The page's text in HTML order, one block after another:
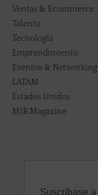
Ventas & Ecommerce
Talento
Tecnología
Emprendimiento
Eventos & Networking
LATAM
Estados Unidos
MIR Magazine